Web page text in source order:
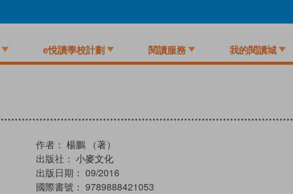
e悅讀學校計劃 閱讀服務 我的閱讀城
作者： 楊鵬 （著）
出版社： 小麥文化
出版日期： 09/2016
國際書號： 9789888421053